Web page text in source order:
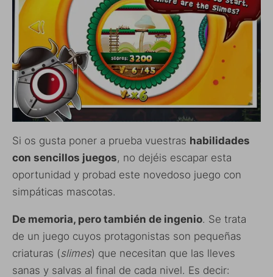
Si os gusta poner a prueba vuestras habilidades
con sencillos juegos, no dejéis escapar esta
oportunidad y probad este novedoso juego con
simpáticas mascotas.
De memoria, pero también de ingenio. Se trata
de un juego cuyos protagonistas son pequeñas
criaturas (slimes) que necesitan que las lleves
sanas y salvas al final de cada nivel. Es decir: